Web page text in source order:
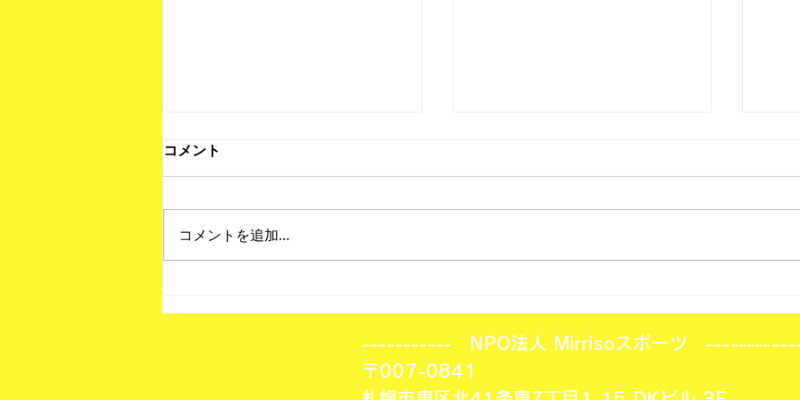
節 結果！
節結果！
て
コメント
コメントを追加…
----------- NPO法人 Mirrisoスポーツ
〒007-0841